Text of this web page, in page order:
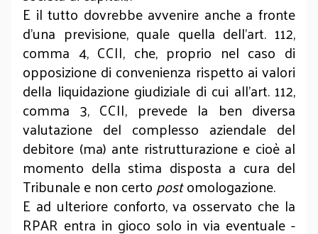
E il tutto dovrebbe avvenire anche a fronte
d’una previsione, quale quella dell’art. 112,
comma 4, CCII, che, proprio nel caso di
opposizione di convenienza rispetto ai valori
della liquidazione giudiziale di cui all’art. 112,
comma 3, CCII, prevede la ben diversa
valutazione del complesso aziendale del
debitore (ma) ante ristrutturazione e cioè al
momento della stima disposta a cura del
Tribunale e non certopostomologazione.
E ad ulteriore conforto, va osservato che la
RPAR entra in gioco solo in via eventuale -